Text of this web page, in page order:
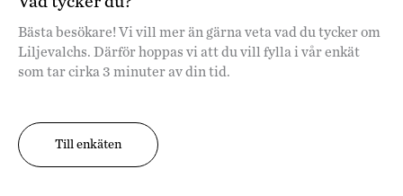
Bästa besökare! Vi vill mer än gärna veta vad du tycker om
Liljevalchs. Därför hoppas vi att du vill fylla i vår enkät
som tar cirka 3 minuter av din tid.
Till enkäten